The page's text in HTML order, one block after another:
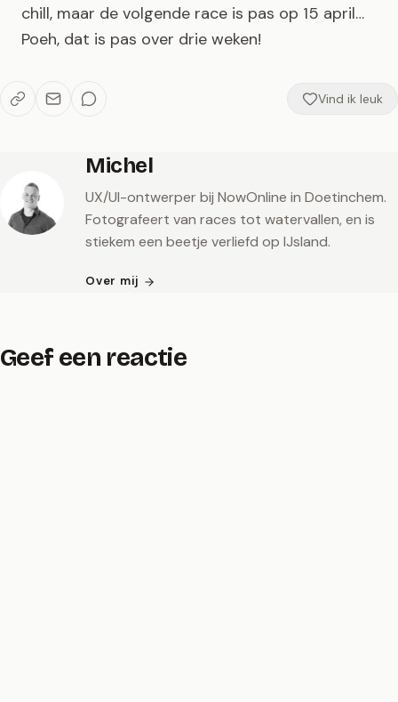
chill, maar de volgende race is pas op 15 april…
Poeh, dat is pas over drie weken!
Vind ik leuk
Michel
UX/UI-ontwerper bij NowOnline in Doetinchem.
Fotografeert van races tot watervallen, en is
stiekem een beetje verliefd op IJsland.
Over mij
Geef een reactie